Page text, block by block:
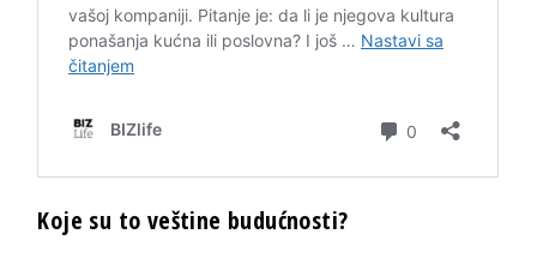
Koje su to veštine budućnosti?